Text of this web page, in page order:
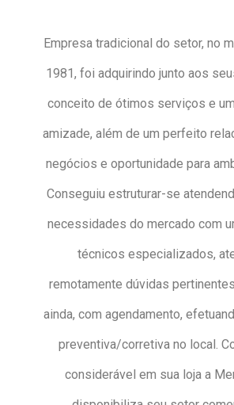
Empresa tradicional do setor, no
1981, foi adquirindo junto aos
conceito de ótimos serviços e
amizade, além de um perfeito
negócios e oportunidade para
Conseguiu estruturar-se
necessidades do mercado com
técnicos especializados,
remotamente dúvidas
ainda, com agendamento,
preventiva/corretiva no local.
considerável em sua loja a